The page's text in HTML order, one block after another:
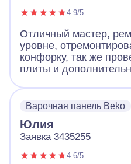
4.9/5
Отличный мастер,
уровне,
конфорку, так же
плиты и
Варочная панель Beko
Юлия
Заявка 3435255
4.6/5